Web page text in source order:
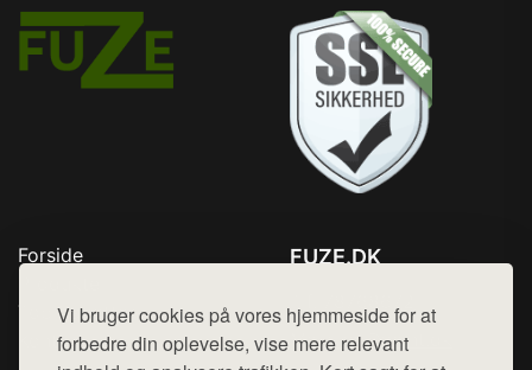
Vi bruger cookies på vores hjemmeside for at
forbedre din oplevelse, vise mere relevant
Forside
Top Rabatter
Kontakt
FUZE.DK
Mail: hej@want.dk